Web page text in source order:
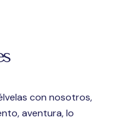
con nosotros,
aventura, lo